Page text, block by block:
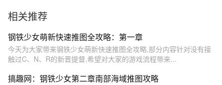
相关推荐
钢铁少女萌新快速推图全攻略：第一章
今天为大家带来钢铁少女萌新快速推图全攻略,部分内容针对没有接
触过C、N、R的新晋提督,希望对大家的游戏流程带来...
搞趣网：钢铁少女第二章南部海域推图攻略